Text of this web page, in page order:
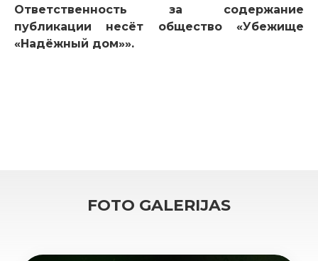
Ответственность за содержание
публикации несёт общество «Убежище
«Надёжный дом»».
FOTO GALERIJAS